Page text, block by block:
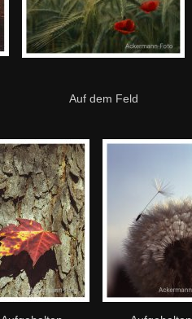
Auf dem Feld